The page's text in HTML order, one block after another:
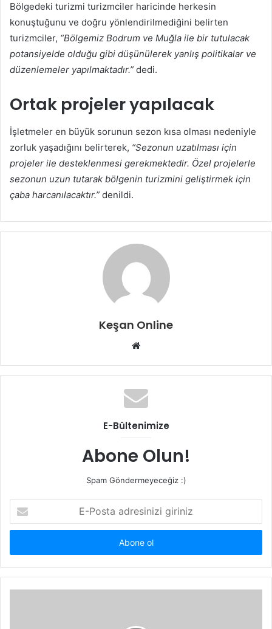
Bölgedeki turizmi turizmciler haricinde herkesin
konuştuğunu ve doğru yönlendirilmediğini belirten
turizmciler, “Bölgemiz Bodrum ve Muğla ile bir tutulacak
potansiyelde olduğu gibi düşünülerek yanlış politikalar ve
düzenlemeler yapılmaktadır.” dedi.
Ortak projeler yapılacak
İşletmeler en büyük sorunun sezon kısa olması nedeniyle
zorluk yaşadığını belirterek, “Sezonun uzatılması için
projeler ile desteklenmesi gerekmektedir. Özel projelerle
sezonun uzun tutarak bölgenin turizmini geliştirmek için
çaba harcanılacaktır.” denildi.
Keşan Online
Web
E-Bültenimize
Abone Olun!
Spam Göndermeyeceğiz :)
Posta
adresinizi